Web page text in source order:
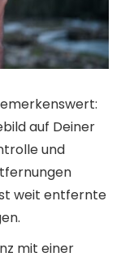
auf Deiner
und
weit entfernte
mit einer